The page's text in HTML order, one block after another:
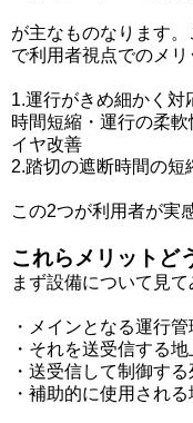
が主なものなります
で利用者視点でのメリ
1.運行がきめ細かく対
時間短縮・運行の柔
イヤ改善
2.踏切の遮断時間の短
この2つが利用者が実
これらメリットど
まず設備について見て
・メインとなる運行
・それを送受信する
・送受信して制御す
・補助的に使用され